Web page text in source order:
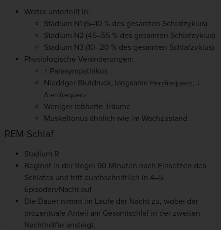
Weiter unterteilt in:
Stadium N1 (5–10 % des gesamten Schlafzyklus)
Stadium N2 (45–55 % des gesamten Schlafzyklus)
Stadium N3 (10–20 % des gesamten Schlafzyklus)
Physiologische Veränderungen:
↑ Parasympathikus
Niedriger Blutdruck, langsame Herzfrequenz, ↓
Atemfrequenz
Weniger lebhafte Träume
Muskeltonus ähnlich wie im Wachzustand
REM-Schlaf
Stadium R
Beginnt in der Regel 90 Minuten nach Einsetzen des
Schlafes und tritt durchschnittlich in 4–5
Episoden/Nacht auf
Die Dauer nimmt im Laufe der Nacht zu, wobei der
prozentuale Anteil am Gesamtschlaf in der zweiten
Nachthälfte ansteigt.